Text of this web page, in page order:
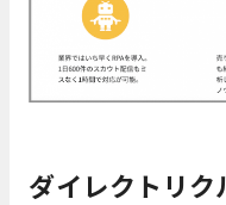
ダイレクトリク